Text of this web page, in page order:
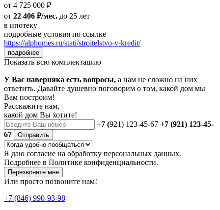
от 4 725 000 ₽
от 22 406 ₽/мес. до 25 лет
в ипотеку
подробные условия по ссылке
https://alphomes.ru/stati/stroitelstvo-v-kredit/
подробнее
Показать всю комплектацию
У Вас наверняка есть вопросы, а нам не сложно на них
ответить. Давайте душевно поговорим о том, какой дом мы
Вам построим!
Расскажите нам,
какой дом Вы хотите!
+7 (921) 123-45-67 +7 (921) 123-45-
67
Отправить
Я даю согласие на обработку персональных данных.
Подробнее в Политике конфиденциальности.
Перезвоните мне
Или просто позвоните нам!
+7 (846) 990-93-98